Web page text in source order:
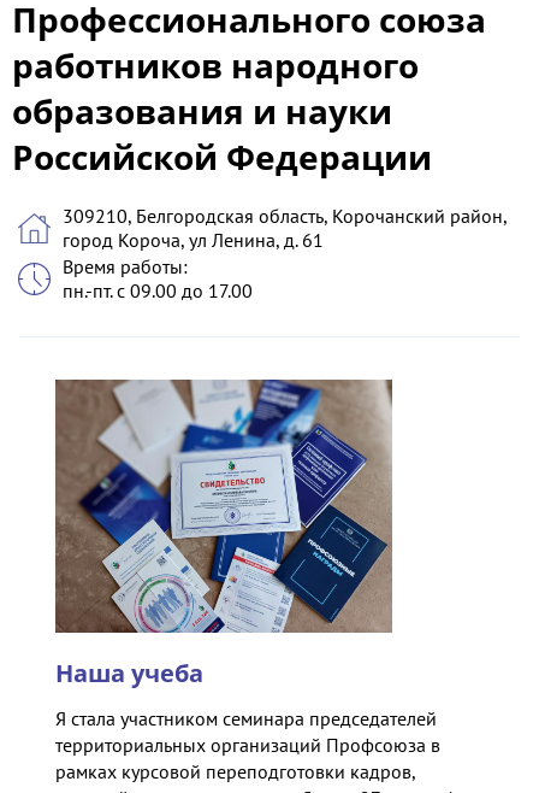
Профессионального союза
работников народного
образования и науки
Российской Федерации
309210, Белгородская область, Корочанский район,
город Короча, ул Ленина, д. 61
Время работы:
пн.-пт. с 09.00 до 17.00
Наша учеба
Я стала участником семинара председателей
территориальных организаций Профсоюза в
рамках курсовой переподготовки кадров,